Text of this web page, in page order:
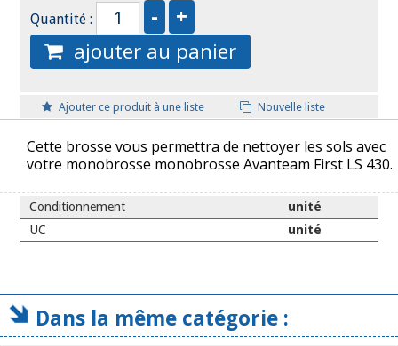
Quantité :
ajouter au panier
Ajouter ce produit à une liste Nouvelle liste
Cette brosse vous permettra de nettoyer les sols avec
votre monobrosse monobrosse Avanteam First LS 430.
Conditionnement
unité
UC
unité
Dans la même catégorie :